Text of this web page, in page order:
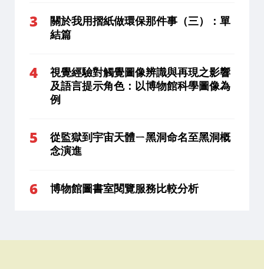
關於我用摺紙做環保那件事（三）：單
結篇
視覺經驗對觸覺圖像辨識與再現之影響
及語言提示角色：以博物館科學圖像為
例
從監獄到宇宙天體ㄧ黑洞命名至黑洞概
念演進
博物館圖書室閱覽服務比較分析